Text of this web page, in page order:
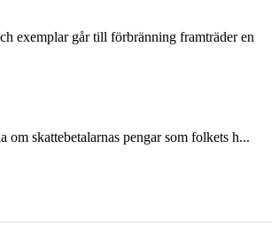
exemplar går till förbränning framträder en
skattebetalarnas pengar som folkets h...